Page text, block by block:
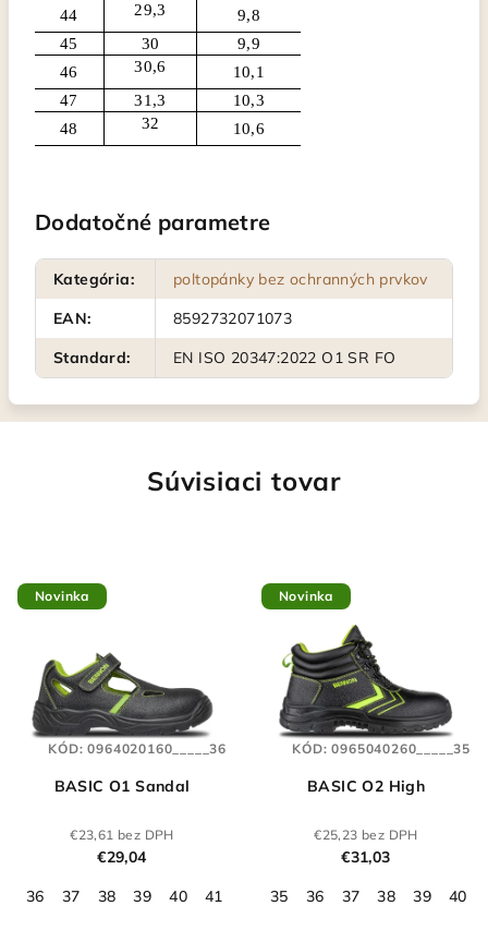
44
29,3
9,8
45
30
9,9
46
30,6
10,1
47
31,3
10,3
48
32 10,6
Dodatočné parametre
Kategória:
poltopánky bez ochranných prvkov
EAN:
8592732071073
Standard: EN ISO 20347:2022 O1 SR FO
Súvisiaci tovar
Novinka
BASIC O1 Sandal
€23,61 bez DPH
€29,04
36
37 38 39 40 41 43 44 45 46 47 48
KÓD:0964020160_____36
Novinka
BASIC O2 High
€25,23 bez DPH
€31,03
35
36 37 38 39 40
KÓD:0965040260_____35